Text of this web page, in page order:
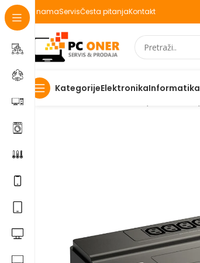
O namaServisČesta pitanjaKontakt
KategorijeElektronikaInformatika
Početna